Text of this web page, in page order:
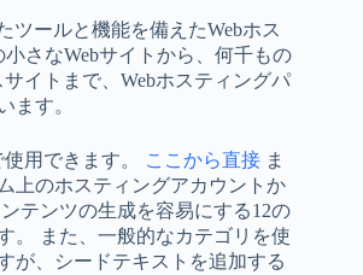
ツールと機能を備えたWebホス
小さなWebサイトから、何千もの
イトまで、Webホスティングパ
ます。
用できます。 ここから直接 ま
上のホスティングアカウントか
テンツの生成を容易にする12の
。 また、一般的なカテゴリを使
が、シードテキストを追加する